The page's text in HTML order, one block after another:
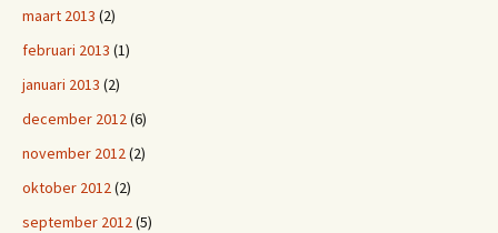
maart 2013 (2)
februari 2013 (1)
januari 2013 (2)
december 2012(6)
november 2012(2)
oktober 2012(2)
september 2012(5)